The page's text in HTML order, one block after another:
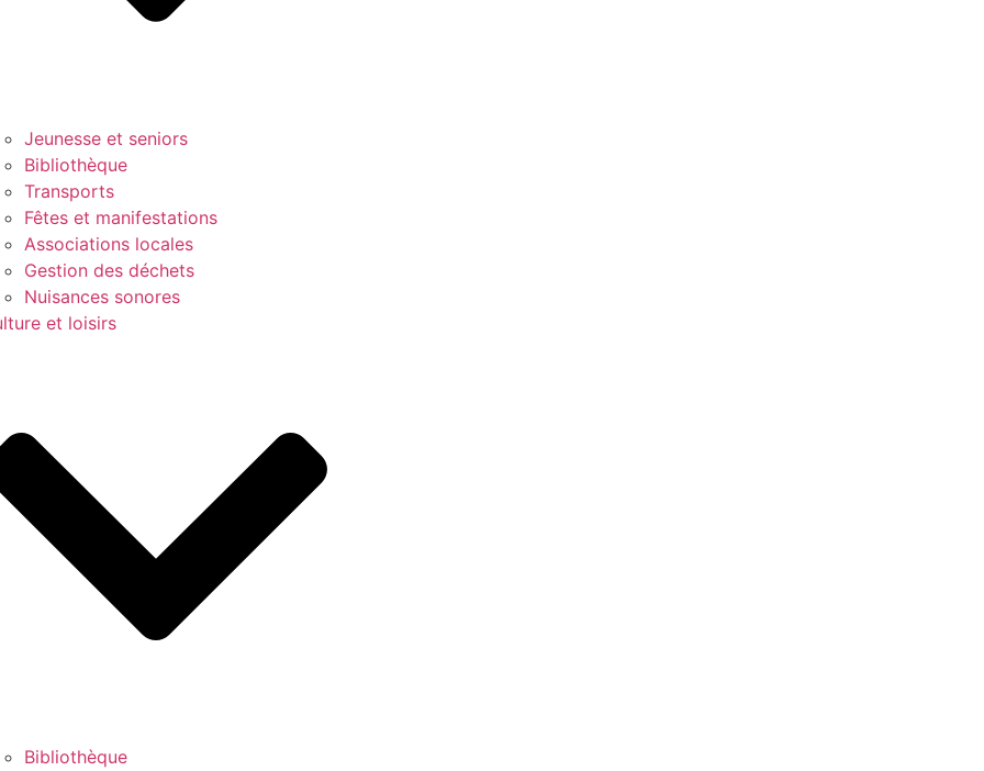
Jeunesse et seniors
Bibliothèque
Transports
Fêtes et manifestations
Associations locales
Gestion des déchets
Nuisances sonores
et loisirs
Bibliothèque